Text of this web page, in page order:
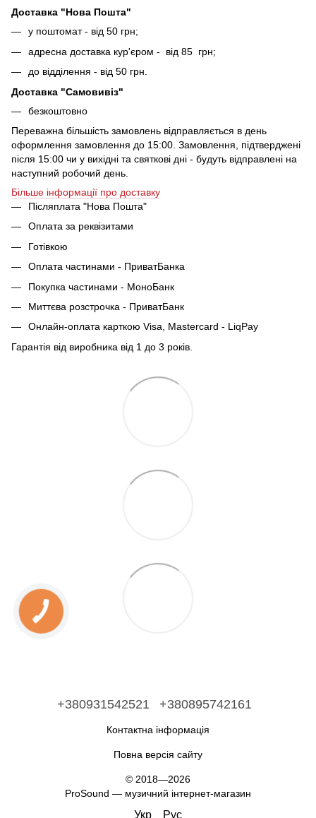
Доставка "Нова Пошта"
у поштомат - від 50 грн;
адресна доставка кур'єром - від 85 грн;
до відділення - від 50 грн.
Доставка "Самовивіз"
безкоштовно
Переважна більшість замовлень відправляється в день
оформлення замовлення до 15:00. Замовлення, підтверджені
після 15:00 чи у вихідні та святкові дні - будуть відправлені на
наступний робочий день.
Більше інформації про доставку
Післяплата "Нова Пошта"
Оплата за реквізитами
Готівкою
Оплата частинами - ПриватБанка
Покупка частинами - МоноБанк
Миттєва розстрочка - ПриватБанк
Онлайн-оплата карткою Visa, Mastercard - LiqPay
Гарантія від виробника від 1 до 3 років.
+380931542521 +380895742161
Контактна інформація
Повна версія сайту
© 2018—2026
ProSound — музичний інтернет-магазин
Укр Рус